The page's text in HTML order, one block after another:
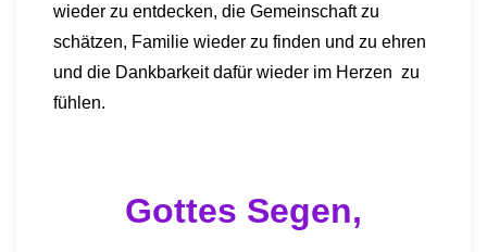
wieder zu entdecken, die Gemeinschaft zu
schätzen, Familie wieder zu finden und zu ehren
und die Dankbarkeit dafür wieder im Herzen zu
fühlen.
Gottes Segen,